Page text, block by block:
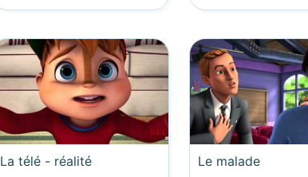
La télé - réalité Le malade